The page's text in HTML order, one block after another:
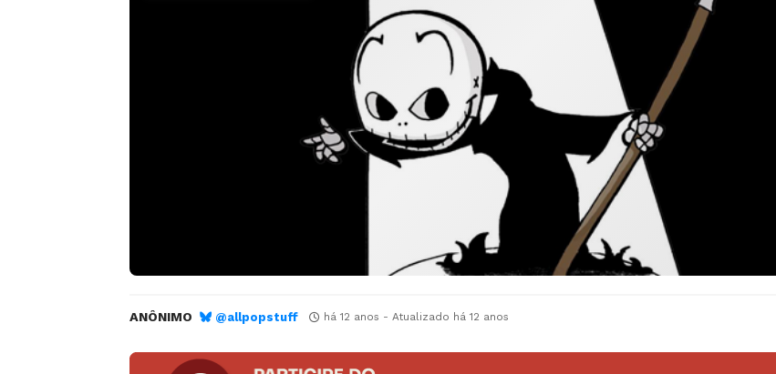
ANÔNIMO @allpopstuff há 12 anos - Atualizado há 12 anos